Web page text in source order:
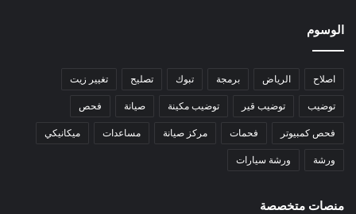
الوسوم
اصلاح الرياض برمجة تبوك تصليح تغيير زيت
توضيب توضيب قير توضيب مكينة صيانة فحص
فحص كمبيوتر فحمات مركز صيانة مساعدات ميكانيكي
ورشة ورشة سيارات
منصات متخصصة